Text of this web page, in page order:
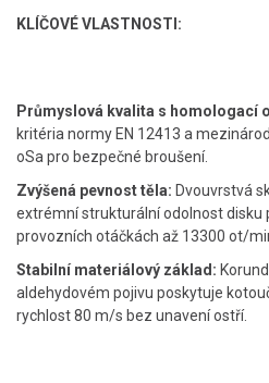
KLÍČOVÉ VLASTNOSTI:
Průmyslová kvalita s homologací
kritéria normy EN 12413 a
oSa pro bezpečné broušení.
Zvýšená pevnost těla: Dvouvrstvá
extrémní strukturální odolnost disku
provozních otáčkách až 13300 ot/
Stabilní materiálový základ:
aldehydovém pojivu poskytuje
rychlost 80 m/s bez unavení ostří.